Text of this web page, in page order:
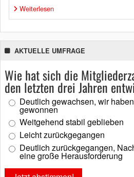
Weiterlesen
AKTUELLE UMFRAGE
Wie hat sich die
den letzten drei Jahren
Deutlich gewachsen, wir
gewonnen
Weitgehend stabil geblieben
Leicht zurückgegangen
Deutlich zurückgegangen,
eine große Herausforderung